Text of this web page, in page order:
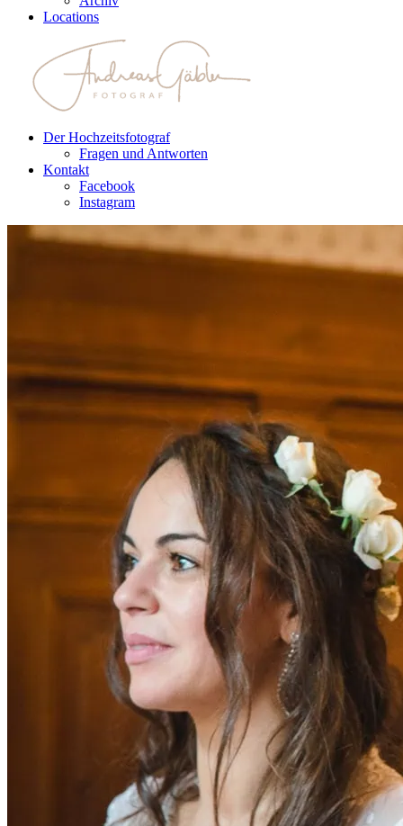
Locations
Der Hochzeitsfotograf
Fragen und Antworten
Kontakt
Facebook
Instagram